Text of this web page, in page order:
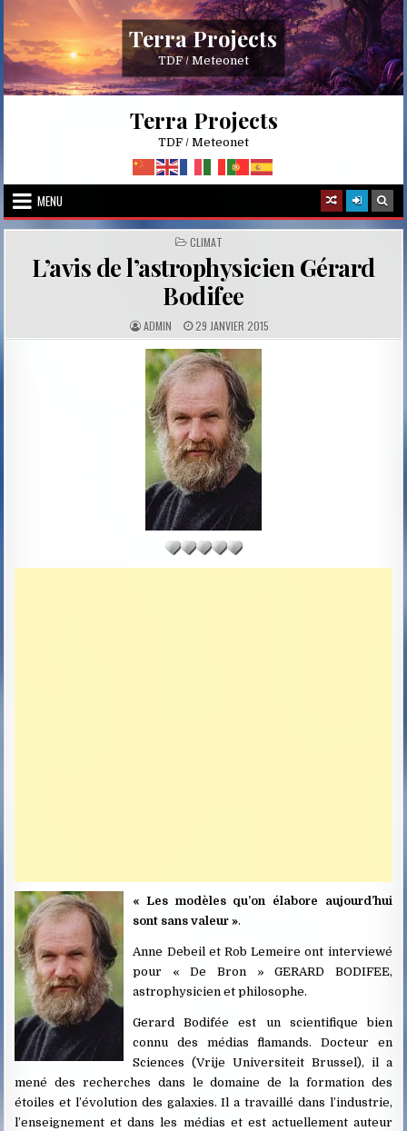
content
Terra Projects
TDF / Meteonet
Terra Projects
TDF / Meteonet
MENU
POSTED
IN
CLIMAT
L’avis de l’astrophysicien Gérard
Bodifee
A
U
T
H
O
R
ADMIN P
U
B
L
I
S
H
E
D
D
A
T
E
:
29 JANVIER 2015
« Les modèles qu’on élabore aujourd’hui
sont sans valeur ».
Anne Debeil et Rob Lemeire ont interviewé
pour « De Bron » GERARD BODIFEE,
astrophysicien et philosophe.
Gerard Bodifée est un scientifique bien
connu des médias flamands. Docteur en
Sciences (Vrije Universiteit Brussel), il a
mené des recherches dans le domaine de la formation des
étoiles et l’évolution des galaxies. Il a travaillé dans l’industrie,
l’enseignement et dans les médias et est actuellement auteur